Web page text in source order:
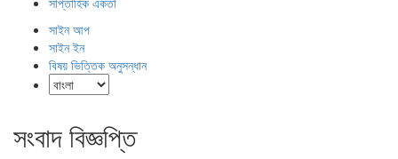
সাইন আপ
সাইন ইন
বিষয় ভিত্তিক অনুসন্ধান
সংবাদ বিজ্ঞপ্তি